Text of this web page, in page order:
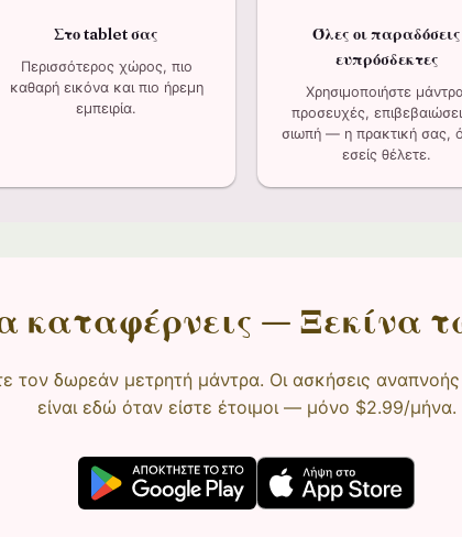
Στο tablet σας
Περισσότερος χώρος, πιο
καθαρή εικόνα και πιο ήρεμη
εμπειρία.
Όλες οι παραδόσεις
ευπρόσδεκτες
Χρησιμοποιήστε
προσευχές,
σιωπή — η πρακτική σας,
εσείς θέλετε.
καταφέρνεις — Ξεκίνα
τον δωρεάν μετρητή μάντρα. Οι ασκήσεις αναπνοής
είναι εδώ όταν είστε έτοιμοι — μόνο $2.99/μήνα.